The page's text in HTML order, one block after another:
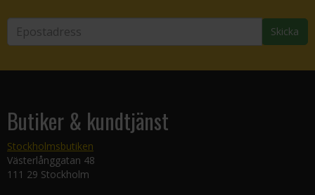
Skicka
Butiker & kundtjänst
Stockholmsbutiken
Västerlånggatan 48
111 29 Stockholm